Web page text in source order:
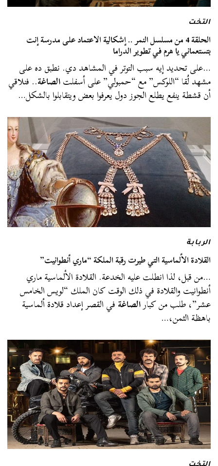
التخت
الحلقة 4 من مسلسل النمر .. إشكالية الاعتماد على مدرسة إنت
بتستعماني يا هرم في تطوير الدراما
…على تحديد إيه سبب التوتر في المشاهد دي. نطبق ده على
مشهد لُقا “اللوكس” مع “حمبولي” على أسفلتالصاغة.. فنلاقي
أن قشطة ينفع يطلع الجوز دول يعرفوا بعض ويتقابلوا بالشكل…
الربابة
القلادة الألماسية التي طيرت رقبة الملكة “ماري أنطوانيت”
…من قبل، لذا انطلت عليه الخدعة. القلادة الألماسية ماري
أنطوانيت والقلادة في ذلك الوقت كان الملك “لويس الخامس
عشر”، طلب من كبارالصاغةفي القصر إعداد قلادة ألماسية
باهظة الثمن،…